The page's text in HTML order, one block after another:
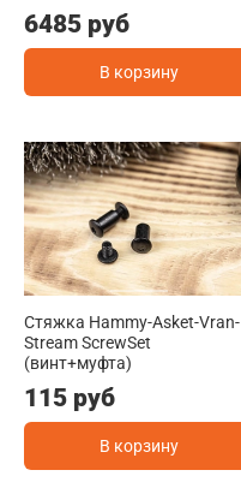
6485 руб
В корзину
Стяжка Hammy-Asket-Vran-
Stream ScrewSet
(винт+муфта)
115 руб
В корзину